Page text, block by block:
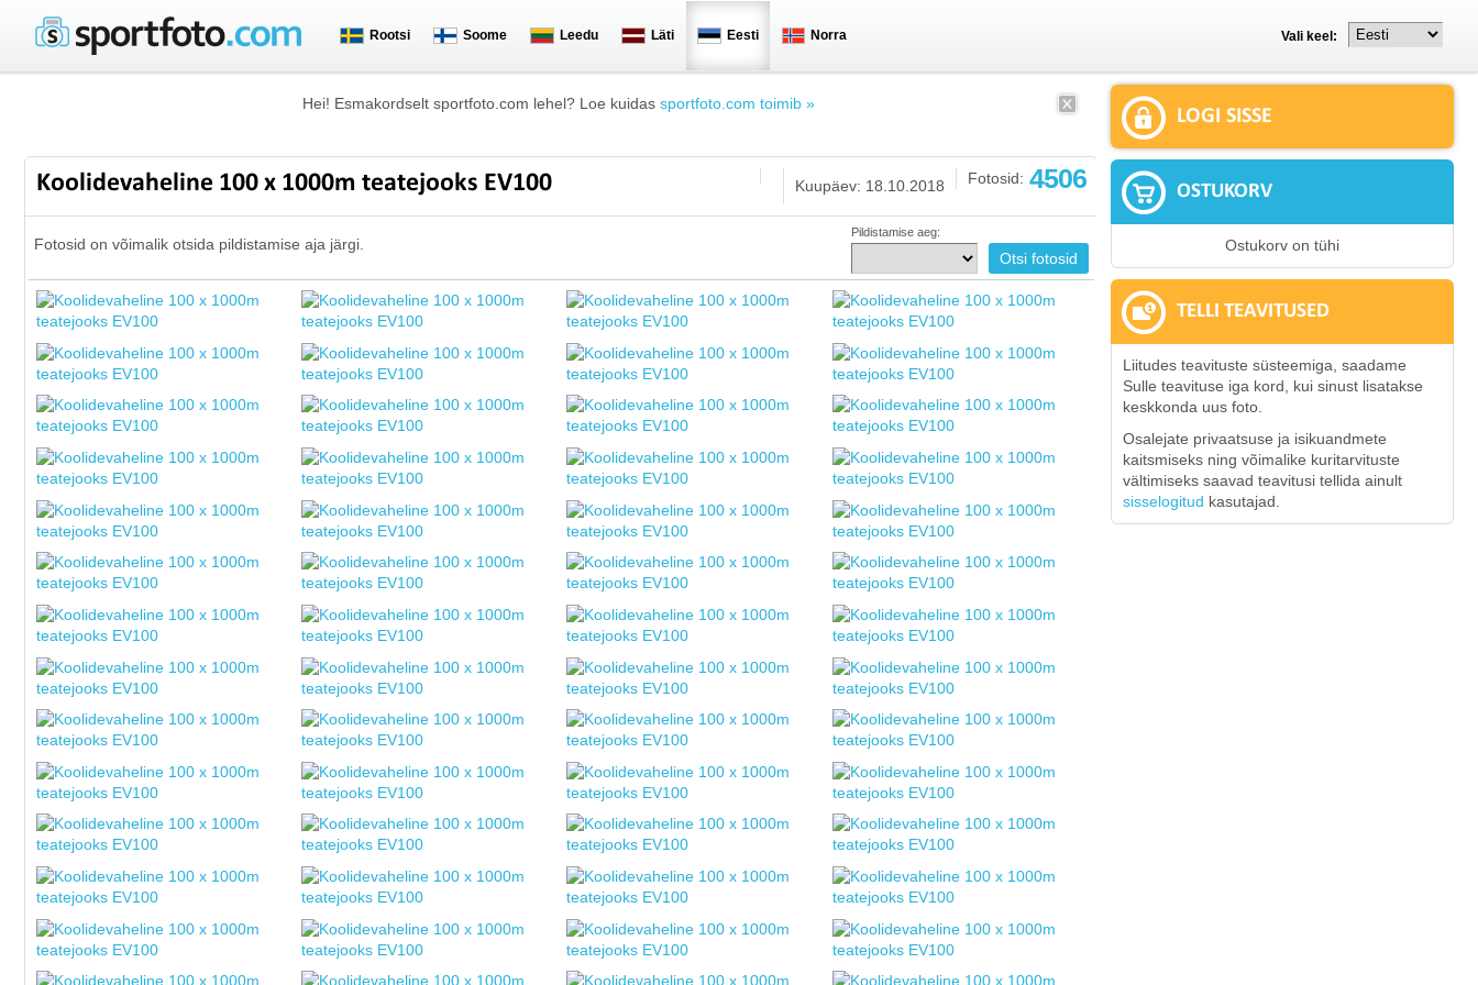
Rootsi Soome Leedu Läti Eesti Norra Vali keel:
Hei! Esmakordselt sportfoto.com lehel? Loe kuidas sportfoto.com toimib »
Koolidevaheline 100 x 1000m teatejooks EV100 Fotosid: 4506
Kuupäev: 18.10.2018
Fotosid on võimalik otsida pildistamise aja järgi.
Pildistamise aeg:
LOGI SISSE
OSTUKORV
Ostukorv on tühi
TELLI TEAVITUSED
Liitudes teavituste süsteemiga, saadame
Sulle teavituse iga kord, kui sinust lisatakse
keskkonda uus foto.
Osalejate privaatsuse ja isikuandmete
kaitsmiseks ning võimalike kuritarvituste
vältimiseks saavad teavitusi tellida ainult
sisselogitud kasutajad.